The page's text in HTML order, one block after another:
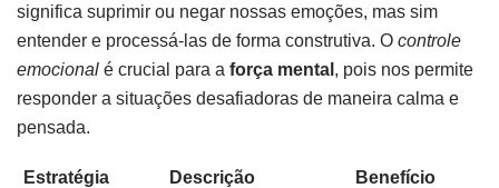
significa suprimir ou negar nossas emoções, mas sim
entender e processá-las de forma construtiva. O controle
emocional é crucial para a força mental , pois nos permite
responder a situações desafiadoras de maneira calma e
pensada.
Estratégia Descrição Benefício